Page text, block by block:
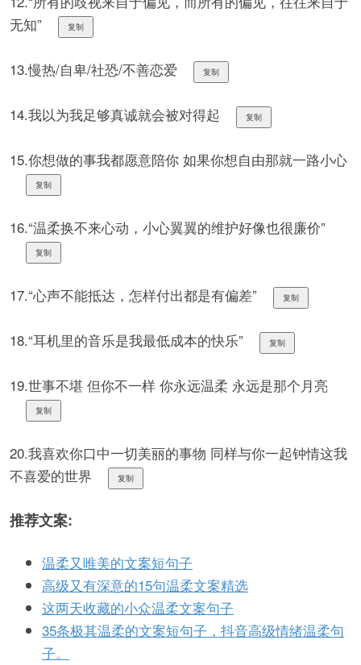
无知”
复制
13.慢热/自卑/社恐/不善恋爱 复制
14.我以为我足够真诚就会被对得起 复制
15.你想做的事我都愿意陪你 如果你想自由那就一路小心
复制
16.“温柔换不来心动，小心翼翼的维护好像也很廉价”
复制
17.“心声不能抵达，怎样付出都是有偏差” 复制
18.“耳机里的音乐是我最低成本的快乐” 复制
19.世事不堪 但你不一样 你永远温柔 永远是那个月亮
复制
20.我喜欢你口中一切美丽的事物 同样与你一起钟情这我
不喜爱的世界
复制
推荐文案:
温柔又唯美的文案短句子
高级又有深意的15句温柔文案精选
这两天收藏的小众温柔文案句子
35条极其温柔的文案短句子，抖音高级情绪温柔句
子。